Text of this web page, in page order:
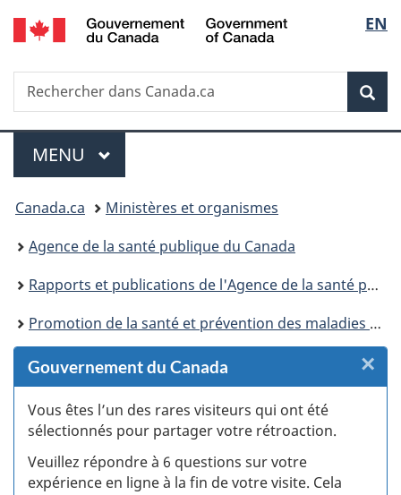
Passer
au
des
Passer
au
principal
Passer
à
Au
du
Passer
à
version
simplifiée
de
la
EN
Recherche
Rechercher
dans
Menu
MENU PRINCIPAL
Vous
êtes
ici :
Canada.ca
Ministères et organismes
Agence de la santé publique du Canada
Rapports et publications de l'Agence de la santé publique du Canada
Promotion de la santé et prévention des maladies chroniques au Canada : Recherche, politiques et pratiques
Gouvernement du Canada
Vous êtes l’un des rares visiteurs qui ont été
sélectionnés pour partager votre rétroaction.
Veuillez répondre à 6 questions sur votre
expérience en ligne à la fin de votre visite. Cela
×